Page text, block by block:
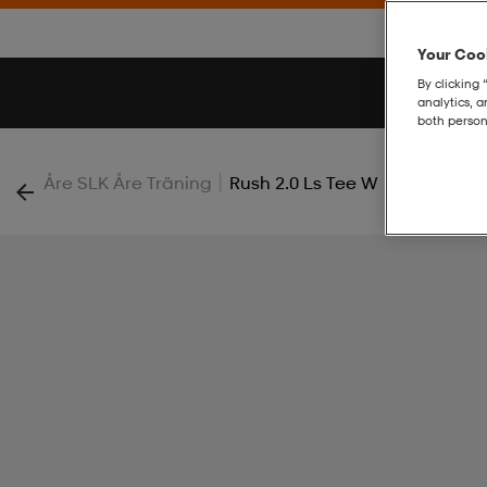
Åre SLK Åre Träning | Rush 2.0 Ls Tee W
Your
By clicking
analytics,
both